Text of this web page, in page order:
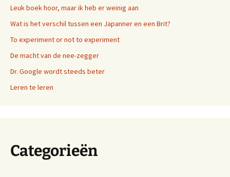
Leuk boek hoor, maar ik heb er weinig aan
Wat is het verschil tussen een Japanner en een Brit?
To experiment or not to experiment
De macht van de nee-zegger
Dr. Google wordt steeds beter
Leren te leren
Categorieën